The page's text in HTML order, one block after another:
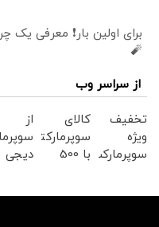
برای اولین بار❗ معرفی
🧨
از سراسر وب
تخفیف
ویژه
سوپرمارکت
کالای
سوپرمارکتی
با 500
از
دیجی